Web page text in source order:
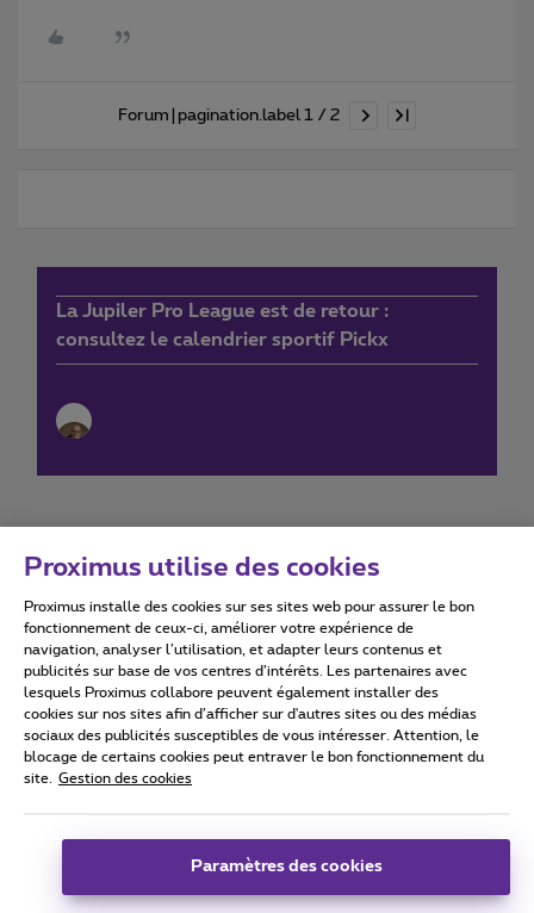
Forum|pagination.label 1 / 2
La Jupiler Pro League est de retour :
consultez le calendrier sportif Pickx
Conditions d'utilisation Accessibility statement
Tous droits réservés. © 2026
Conditions générales, info consommateur
Coordonnées de l’entreprise
Boulevard du Roi Albert II 27 - B-1030 Bruxelles.
Proximus utilise des cookies
Proximus installe des cookies sur ses sites web pour assurer le bon
fonctionnement de ceux-ci, améliorer votre expérience de
navigation, analyser l’utilisation, et adapter leurs contenus et
publicités sur base de vos centres d’intérêts. Les partenaires avec
lesquels Proximus collabore peuvent également installer des
cookies sur nos sites afin d’afficher sur d'autres sites ou des médias
sociaux des publicités susceptibles de vous intéresser. Attention, le
blocage de certains cookies peut entraver le bon fonctionnement du
site.
Gestion des cookies
Paramètres des cookies